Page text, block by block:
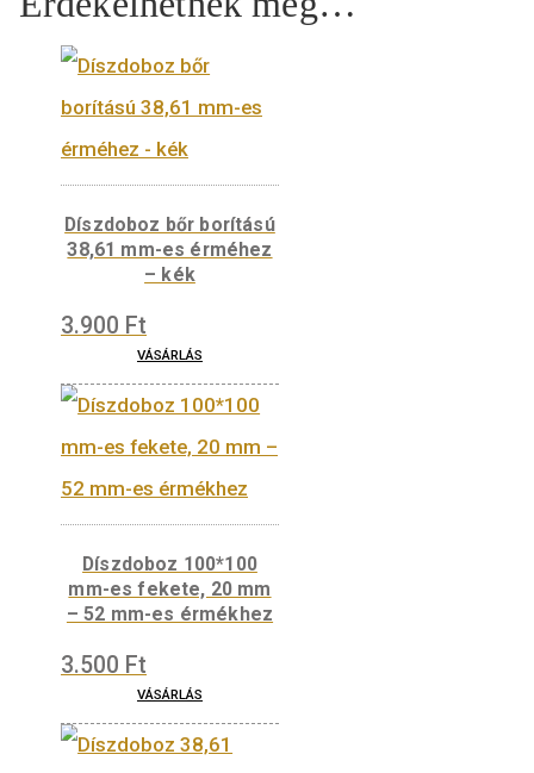
Quantity KOSÁRBA TESZEM
Érdekelhetnek még…
Díszdoboz bőr borítású
– kék
3.900Ft
VÁSÁRLÁS